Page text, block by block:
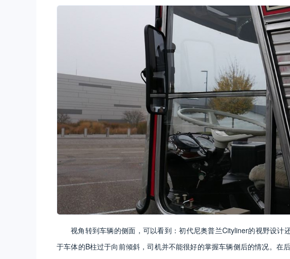
视角转到车辆的侧面，可以看到：初代尼奥普兰Cityliner的视野设计
于车体的B柱过于向前倾斜，司机并不能很好的掌握车辆侧后的情况。在